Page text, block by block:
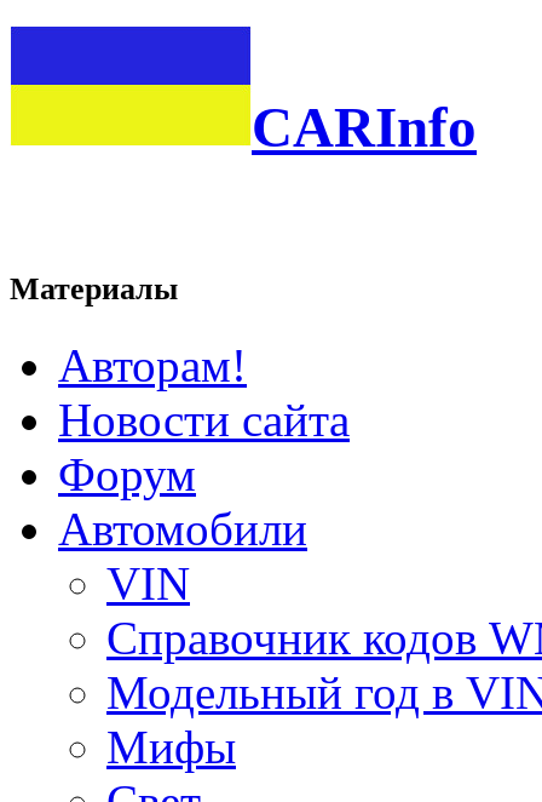
CARInfo
Материалы
Авторам!
Новости сайта
Форум
Автомобили
VIN
Справочник кодов
Модельный год в
Мифы